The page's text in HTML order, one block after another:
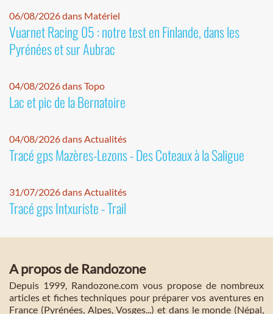
06/08/2026 dans Matériel
Vuarnet Racing 05 : notre test en Finlande, dans les
Pyrénées et sur Aubrac
04/08/2026 dans Topo
Lac et pic de la Bernatoire
04/08/2026 dans Actualités
Tracé gps Mazères-Lezons - Des Coteaux à la Saligue
31/07/2026 dans Actualités
Tracé gps Intxuriste - Trail
A propos de Randozone
Depuis 1999, Randozone.com vous propose de nombreux
articles et fiches techniques pour préparer vos aventures en
France (Pyrénées, Alpes, Vosges...) et dans le monde (Népal,